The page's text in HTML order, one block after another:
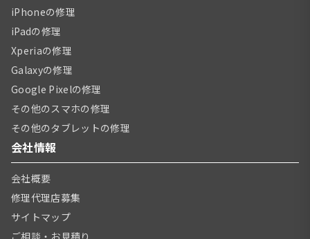
iPhoneの修理
iPadの修理
Xperiaの修理
Galaxyの修理
Google Pixelの修理
その他のスマホの修理
その他のタブレットの修理
会社情報
会社概要
修理代理店募集
サイトマップ